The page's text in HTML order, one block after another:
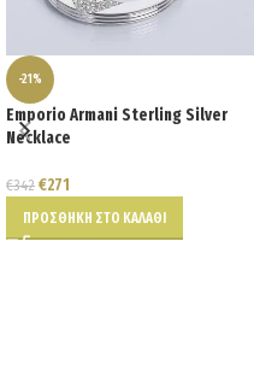
-21%
Emporio Armani Sterling Silver
Necklace
€342 €271
ΠΡΟΣΘΉΚΗ ΣΤΟ ΚΑΛΆΘΙ